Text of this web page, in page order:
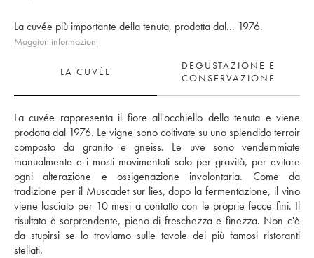
La cuvée più importante della tenuta, prodotta dal... 1976.
Maggiori informazioni
LA CUVÉE
DEGUSTAZIONE E
CONSERVAZIONE
La cuvée rappresenta il fiore all'occhiello della tenuta e viene
prodotta dal 1976. Le vigne sono coltivate su uno splendido terroir
composto da granito e gneiss. Le uve sono vendemmiate
manualmente e i mosti movimentati solo per gravità, per evitare
ogni alterazione e ossigenazione involontaria. Come da
tradizione per il Muscadet sur lies, dopo la fermentazione, il vino
viene lasciato per 10 mesi a contatto con le proprie fecce fini. Il
risultato è sorprendente, pieno di freschezza e finezza. Non c'è
da stupirsi se lo troviamo sulle tavole dei più famosi ristoranti
stellati.